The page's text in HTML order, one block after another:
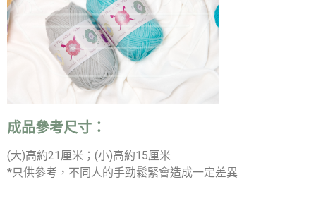
成品參考尺寸：
(大)高約21厘米；(小)高約15厘米
*只供參考，不同人的手勁鬆緊會造成一定差異